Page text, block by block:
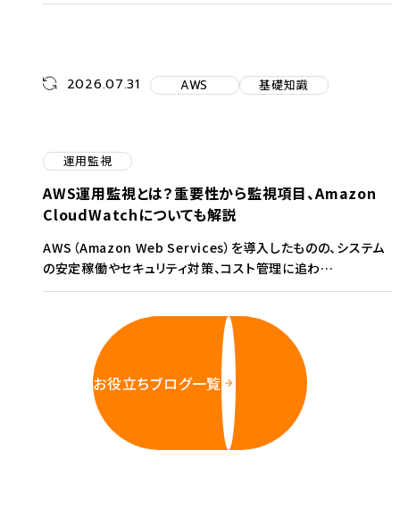
2026.07.31 AWS 基礎知識
運用監視
AWS運用監視とは？重要性から監視項目、Amazon
CloudWatchについても解説
AWS（Amazon Web Services）を導入したものの、システム
の安定稼働やセキュリティ対策、コスト管理に追わ…
お役立ちブログ一覧